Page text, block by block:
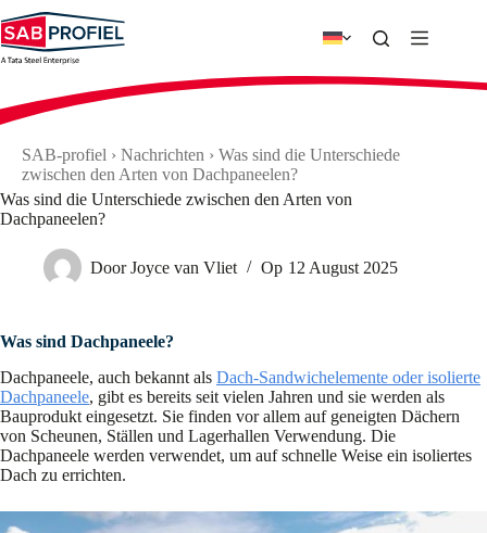
Inhalt
springen
SAB-profiel › Nachrichten › Was sind die Unterschiede
zwischen den Arten von Dachpaneelen?
Was sind die Unterschiede zwischen den Arten von
Dachpaneelen?
Door Joyce van Vliet Op 12 August 2025
Was sind Dachpaneele?
Dachpaneele, auch bekannt als Dach-Sandwichelemente oder isolierte
Dachpaneele, gibt es bereits seit vielen Jahren und sie werden als
Bauprodukt eingesetzt. Sie finden vor allem auf geneigten Dächern
von Scheunen, Ställen und Lagerhallen Verwendung. Die
Dachpaneele werden verwendet, um auf schnelle Weise ein isoliertes
Dach zu errichten.